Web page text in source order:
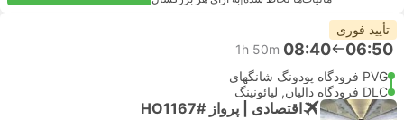
تأیید فوری
06:50
08:40
1h 50m
PVG فرودگاه پودونگ شانگهای
DLC فرودگاه دالیان, لیائونینگ
اقتصادی | پرواز #HO1167